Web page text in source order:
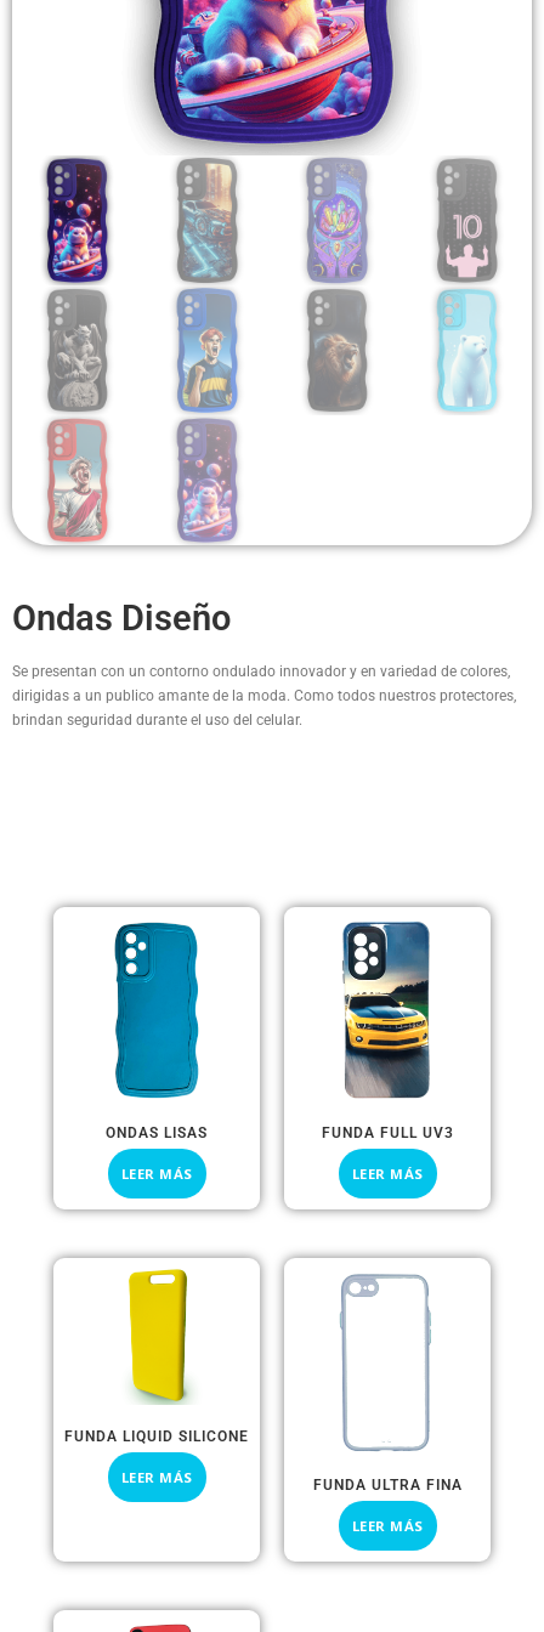
Headsets Inalambricos
Smartwatches
Auriculares TWS
Cargadores
Auriculares con Cable
Amplificadores
Cables
Aros de luz
Repuestos
Ondas Diseño
Se presentan con un contorno ondulado innovador y en variedad de colores,
dirigidas a un publico amante de la moda. Como todos nuestros protectores,
brindan seguridad durante el uso del celular.
ONDAS LISAS
LEER MÁS
FUNDA FULL UV3
LEER MÁS
FUNDA LIQUID SILICONE
LEER MÁS FUNDA ULTRA FINA
LEER MÁS